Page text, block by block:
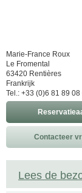
Marie-France Roux
Le Fromental
63420 Rentières
Frankrijk
Tel.: +33 (0)6 81 89 08
Contacteer
Lees de